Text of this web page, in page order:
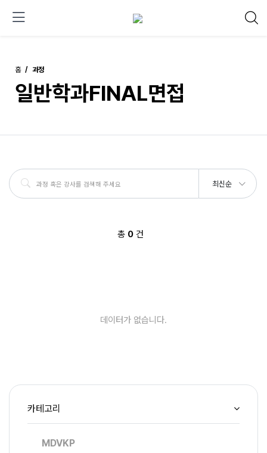
홈 과정
일반학과FINAL면접
최신순
총 0 건
데이터가 없습니다.
카테고리
MDVKP